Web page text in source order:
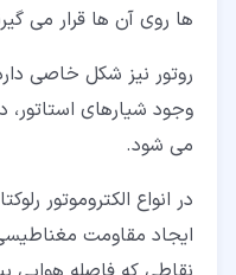
ها روی آن ها قرار می
روتور نیز شکل خاصی
وجود شیارهای استاتور،
می شود.
در انواع الکتروموتور
ایجاد مقاومت